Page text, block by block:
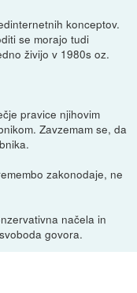
konceptov.
se morajo tudi
živijo v 1980s oz.
pravice njihovim
Zavzemam se, da
zakonodaje, ne
načela in
govora.